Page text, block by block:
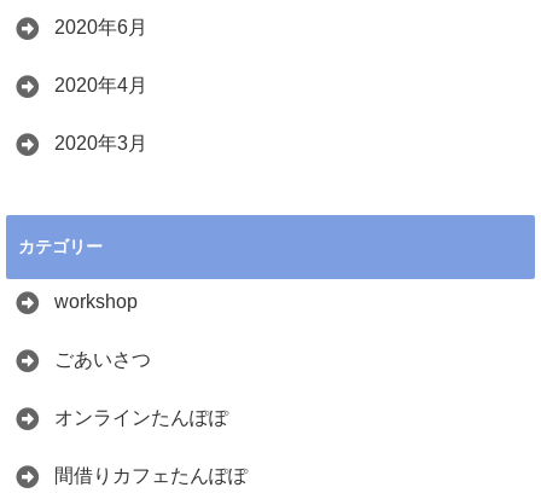
2020年6月
2020年4月
2020年3月
カテゴリー
workshop
ごあいさつ
オンラインたんぽぽ
間借りカフェたんぽぽ